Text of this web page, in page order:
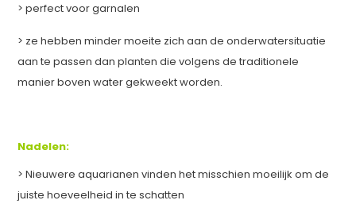
> perfect voor garnalen
> ze hebben minder moeite zich aan de onderwatersituatie
aan te passen dan planten die volgens de traditionele
manier boven water gekweekt worden.
Nadelen:
> Nieuwere aquarianen vinden het misschien moeilijk om de
juiste hoeveelheid in te schatten